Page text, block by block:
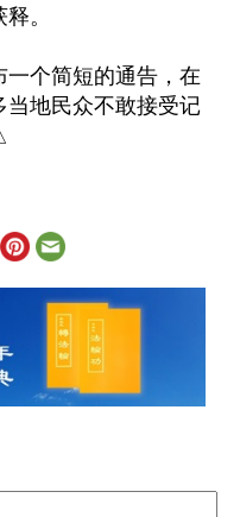
。
个简短的通告，在
当地民众不敢接受记